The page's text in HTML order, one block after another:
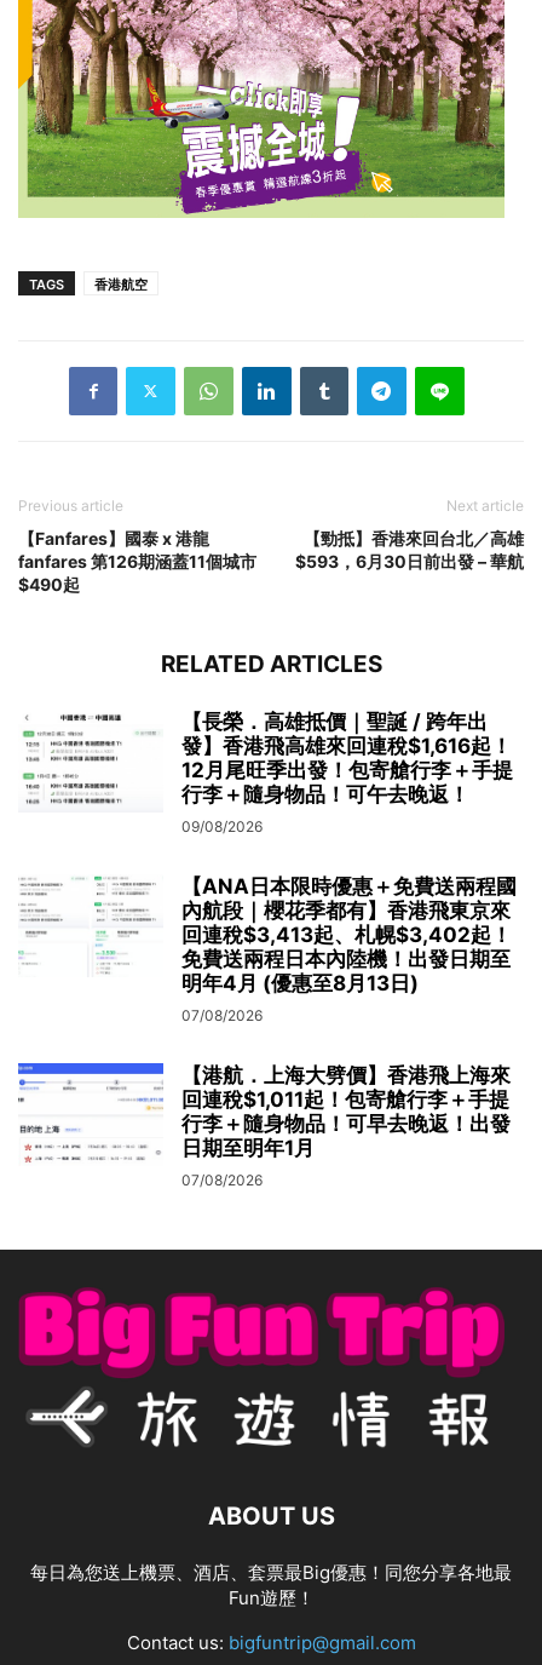
TAGS 香港航空
Previous article
【Fanfares】國泰 x 港龍
fanfares 第126期涵蓋11個城市
$490起
Next article
【勁抵】香港來回台北／高雄
$593，6月30日前出發 – 華航
RELATED ARTICLES
【長榮．高雄抵價｜聖誕 / 跨年出
發】香港飛高雄來回連稅$1,616起！
12月尾旺季出發！包寄艙行李＋手提
行李＋隨身物品！可午去晚返！
09/08/2026
【ANA日本限時優惠＋免費送兩程國
內航段｜櫻花季都有】香港飛東京來
回連稅$3,413起、札幌$3,402起！
免費送兩程日本內陸機！出發日期至
明年4月 (優惠至8月13日)
07/08/2026
【港航．上海大劈價】香港飛上海來
回連稅$1,011起！包寄艙行李＋手提
行李＋隨身物品！可早去晚返！出發
日期至明年1月
07/08/2026
ABOUT US
每日為您送上機票、酒店、套票最Big優惠！同您分享各地最
Fun遊歷！
Contact us: bigfuntrip@gmail.com